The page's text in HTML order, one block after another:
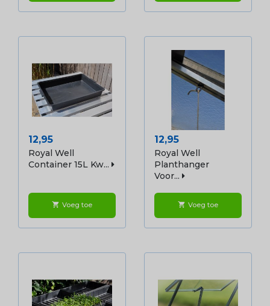
Prijs
12,95
Royal Well
Container 15L Kw...
shopping_cart Voeg toe
Prijs
12,95
Royal Well
Planthanger
Voor...
shopping_cart Voeg toe